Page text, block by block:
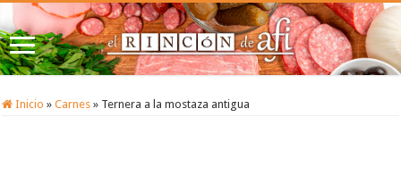
Inicio » Carnes » Ternera a la mostaza antigua